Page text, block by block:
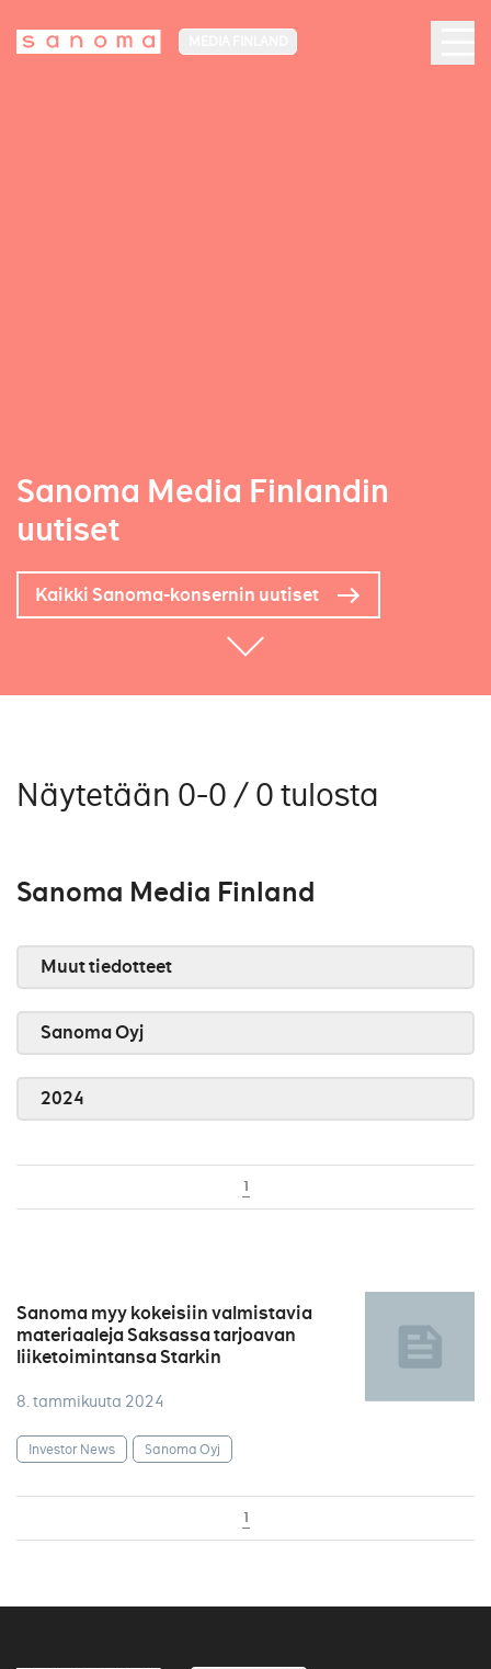
Sanoma Media Finlandin
uutiset
Kaikki Sanoma-konsernin uutiset
Näytetään 0-0 / 0 tulosta
Sanoma Media Finland
Muut tiedotteet
Sanoma Oyj
2024
1
Sanoma myy kokeisiin valmistavia
materiaaleja Saksassa tarjoavan
liiketoimintansa Starkin
8. tammikuuta 2024
Investor News Sanoma Oyj
1